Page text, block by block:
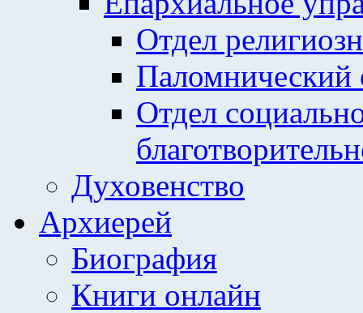
Отдел
Паломнический
Отдел
Духовенство
Архиерей
Биография
Книги онлайн